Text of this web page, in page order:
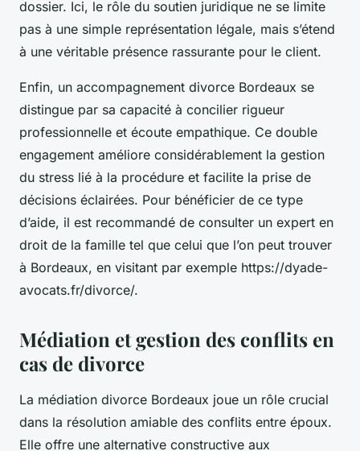
dossier. Ici, le rôle du soutien juridique ne se limite
pas à une simple représentation légale, mais s’étend
à une véritable présence rassurante pour le client.
Enfin, un accompagnement divorce Bordeaux se
distingue par sa capacité à concilier rigueur
professionnelle et écoute empathique. Ce double
engagement améliore considérablement la gestion
du stress lié à la procédure et facilite la prise de
décisions éclairées. Pour bénéficier de ce type
d’aide, il est recommandé de consulter un expert en
droit de la famille tel que celui que l’on peut trouver
à Bordeaux, en visitant par exemple https://dyade-
avocats.fr/divorce/.
Médiation et gestion des conflits en
cas de divorce
La médiation divorce Bordeaux joue un rôle crucial
dans la résolution amiable des conflits entre époux.
Elle offre une alternative constructive aux